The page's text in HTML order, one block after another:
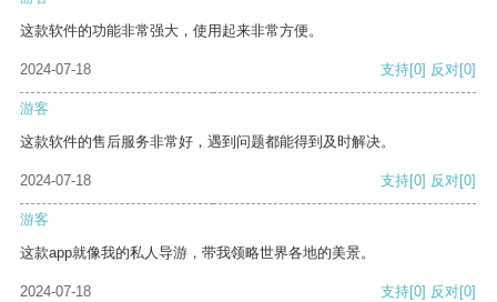
这款软件的功能非常强大，使用起来非常方便。
2024-07-18 支持[0] 反对[0]
游客
这款软件的售后服务非常好，遇到问题都能得到及时解决。
2024-07-18 支持[0] 反对[0]
游客
这款app就像我的私人导游，带我领略世界各地的美景。
2024-07-18 支持[0] 反对[0]